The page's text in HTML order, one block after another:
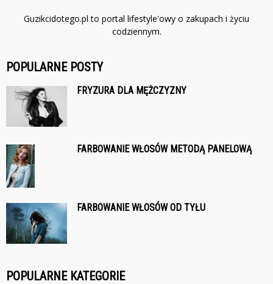
Guzikcidotego.pl to portal lifestyle'owy o zakupach i życiu
codziennym.
POPULARNE POSTY
FRYZURA DLA MĘŻCZYZNY
FARBOWANIE WŁOSÓW METODĄ PANELOWĄ
FARBOWANIE WŁOSÓW OD TYŁU
POPULARNE KATEGORIE